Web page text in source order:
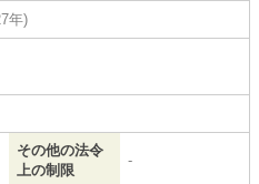
年)
その他の法令
上の制限
-